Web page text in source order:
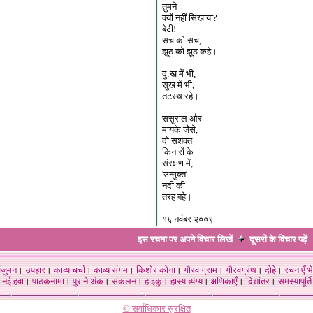
तुमने
क्यों नहीं सिखाया?
बेटी!
सच को सच,
झूठ को झूठ कहे।
दु:ख में भी,
सुख में भी,
तटस्थ रहे।
ससुराल और
मायके जैसे,
दो सशक्त
किनारों के
संरक्षण में,
'उन्मुक्त'
नदी की
तरह बहे।
१६ नवंबर २००९
इस रचना पर अपने विचार लिखें
दूसरों के विचारपढ़ें
।उपहार।काव्य चर्चा।काव्य संगम।किशोर कोना।गौरव ग्राम।गौरवग्रंथ।दोहे।रचनाएँ
नई हवा। पाठकनामा। पुराने अंक। संकलन। हाइकु। हास्य व्यंग्य। क्षणिकाएँ। दिशांतर। समस्यापूर्ति
© सर्वाधिकार सुरक्षित